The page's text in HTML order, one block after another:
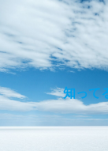
知って